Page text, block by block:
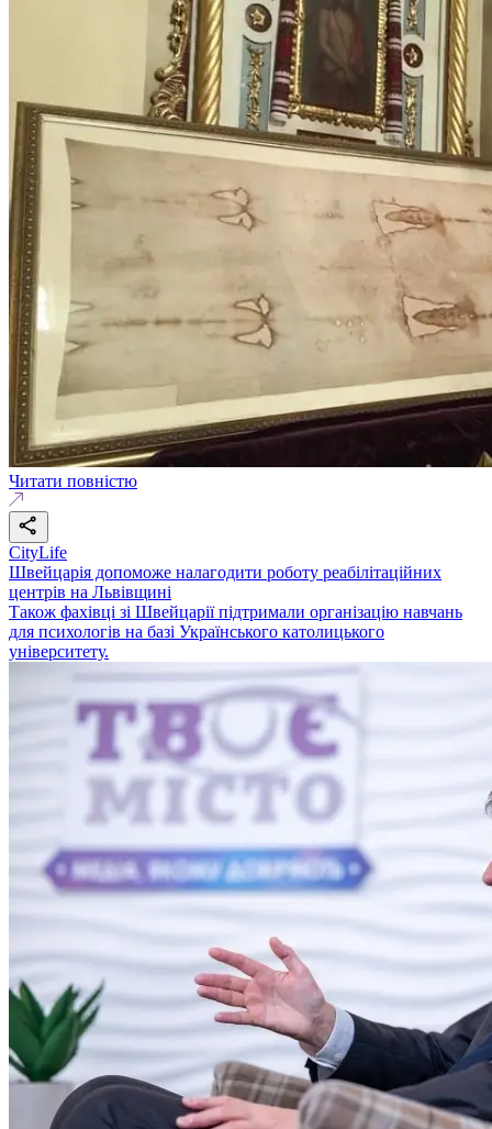
Читати повністю
CityLife
Швейцарія допоможе налагодити роботу реабілітаційних
центрів на Львівщині
Також фахівці зі Швейцарії підтримали організацію навчань
для психологів на базі Українського католицького
університету.